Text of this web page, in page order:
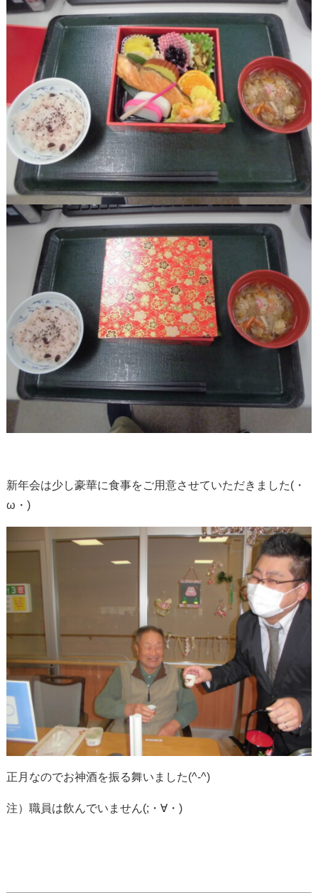
新年会は少し豪華に食事をご用意させていただきました(・
ω・)
正月なのでお神酒を振る舞いました(^-^)
注）職員は飲んでいません(;・∀・)